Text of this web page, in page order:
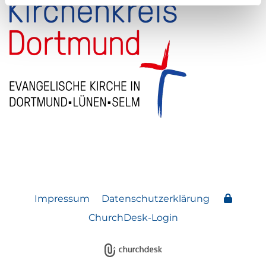
Impressum
Datenschutzerklärung
ChurchDesk-Login